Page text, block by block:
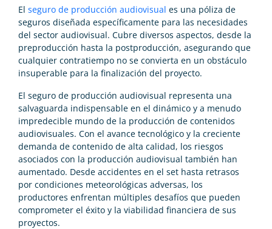
El seguro de producción audiovisual es una póliza de
seguros diseñada específicamente para las necesidades
del sector audiovisual. Cubre diversos aspectos, desde la
preproducción hasta la postproducción, asegurando que
cualquier contratiempo no se convierta en un obstáculo
insuperable para la finalización del proyecto.
El seguro de producción audiovisual representa una
salvaguarda indispensable en el dinámico y a menudo
impredecible mundo de la producción de contenidos
audiovisuales. Con el avance tecnológico y la creciente
demanda de contenido de alta calidad, los riesgos
asociados con la producción audiovisual también han
aumentado. Desde accidentes en el set hasta retrasos
por condiciones meteorológicas adversas, los
productores enfrentan múltiples desafíos que pueden
comprometer el éxito y la viabilidad financiera de sus
proyectos.